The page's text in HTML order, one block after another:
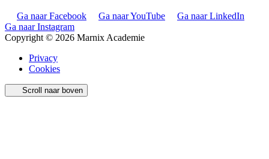
Ga naar Facebook Ga naar YouTube
Ga naar LinkedIn
Ga naar Instagram
Copyright © 2026 Marnix Academie
Privacy
Cookies
Scroll naar boven